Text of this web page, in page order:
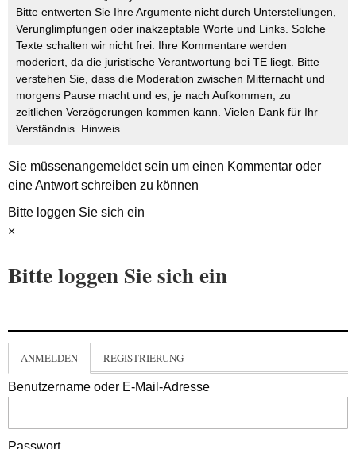
Bitte entwerten Sie Ihre Argumente nicht durch Unterstellungen,
Verunglimpfungen oder inakzeptable Worte und Links. Solche
Texte schalten wir nicht frei. Ihre Kommentare werden
moderiert, da die juristische Verantwortung bei TE liegt. Bitte
verstehen Sie, dass die Moderation zwischen Mitternacht und
morgens Pause macht und es, je nach Aufkommen, zu
zeitlichen Verzögerungen kommen kann. Vielen Dank für Ihr
Verständnis. Hinweis
Sie müssenangemeldetsein um einen Kommentar oder
eine Antwort schreiben zu können
Bitte loggen Sie sich ein
×
Bitte loggen Sie sich ein
ANMELDEN REGISTRIERUNG
Benutzername oder E-Mail-Adresse
Passwort